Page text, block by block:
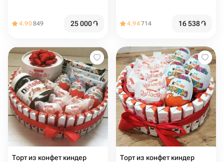
4.90849 25 000֏ 4.94714 16 538֏
Торт из конфет киндер Торт из конфет киндер